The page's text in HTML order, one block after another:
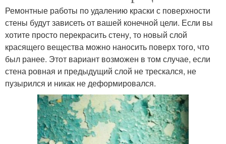
Ремонтные работы по удалению краски с поверхности
стены будут зависеть от вашей конечной цели. Если вы
хотите просто перекрасить стену, то новый слой
красящего вещества можно наносить поверх того, что
был ранее. Этот вариант возможен в том случае, если
стена ровная и предыдущий слой не трескался, не
пузырился и никак не деформировался.